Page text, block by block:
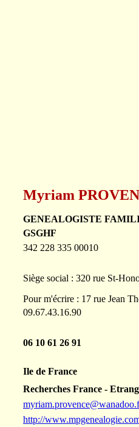
Myriam
GENEALOGISTE
GSGHF
342 228 335 00010
Siège social : 320 rue St-
Pour m'écrire : 17 rue Jean
09.67.43.16.90
06 10 61 26 91
Ile de France
Recherches France -
http://